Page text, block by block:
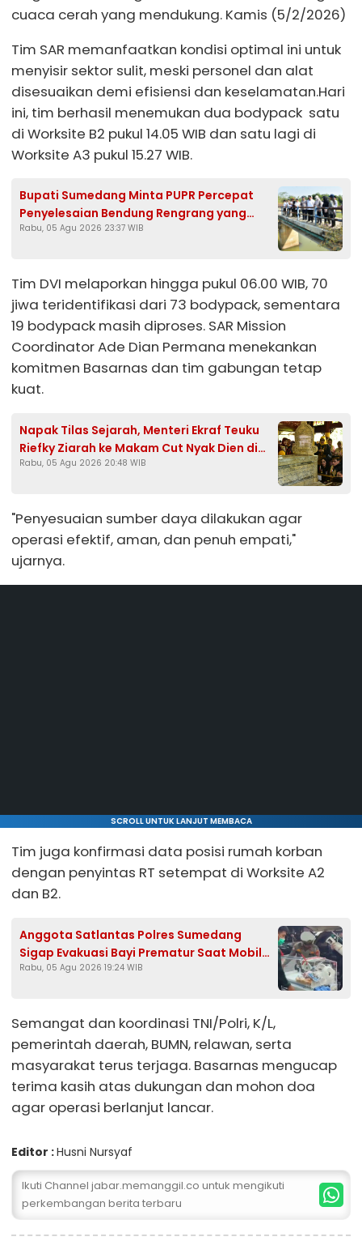
cuaca cerah yang mendukung. Kamis (5/2/2026)
Tim SAR memanfaatkan kondisi optimal ini untuk
menyisir sektor sulit, meski personel dan alat
disesuaikan demi efisiensi dan keselamatan.Hari
ini, tim berhasil menemukan dua bodypack satu
di Worksite B2 pukul 14.05 WIB dan satu lagi di
Worksite A3 pukul 15.27 WIB.
Bupati Sumedang Minta PUPR Percepat
Penyelesaian Bendung Rengrang yang
Belum Berfungsi Optimal
Rabu, 05 Agu 2026 23:37 WIB
Tim DVI melaporkan hingga pukul 06.00 WIB, 70
jiwa teridentifikasi dari 73 bodypack, sementara
19 bodypack masih diproses. SAR Mission
Coordinator Ade Dian Permana menekankan
komitmen Basarnas dan tim gabungan tetap
kuat.
Napak Tilas Sejarah, Menteri Ekraf Teuku
Riefky Ziarah ke Makam Cut Nyak Dien di
Sumedang
Rabu, 05 Agu 2026 20:48 WIB
"Penyesuaian sumber daya dilakukan agar
operasi efektif, aman, dan penuh empati,"
ujarnya.
SCROLL UNTUK LANJUT MEMBACA
Tim juga konfirmasi data posisi rumah korban
dengan penyintas RT setempat di Worksite A2
dan B2.
Anggota Satlantas Polres Sumedang
Sigap Evakuasi Bayi Prematur Saat Mobil
Ambulans Pecah Ban
Rabu, 05 Agu 2026 19:24 WIB
Semangat dan koordinasi TNI/Polri, K/L,
pemerintah daerah, BUMN, relawan, serta
masyarakat terus terjaga. Basarnas mengucap
terima kasih atas dukungan dan mohon doa
agar operasi berlanjut lancar.
Editor :Husni Nursyaf
Ikuti Channel jabar.memanggil.co untuk mengikuti
perkembangan berita terbaru